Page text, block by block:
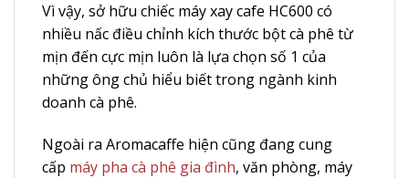
Vì vậy, sở hữu chiếc máy xay cafe HC600 có
nhiều nấc điều chỉnh kích thước bột cà phê từ
mịn đến cực mịn luôn là lựa chọn số 1 của
những ông chủ hiểu biết trong ngành kinh
doanh cà phê.
Ngoài ra Aromacaffe hiện cũng đang cung
cấp máy pha cà phê gia đình, văn phòng, máy